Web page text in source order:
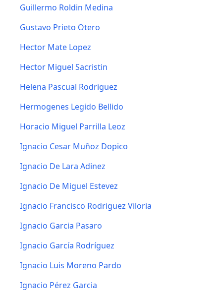
Guillermo Roldin Medina
Gustavo Prieto Otero
Hector Mate Lopez
Hector Miguel Sacristin
Helena Pascual Rodriguez
Hermogenes Legido Bellido
Horacio Miguel Parrilla Leoz
Ignacio Cesar Muñoz Dopico
Ignacio De Lara Adinez
Ignacio De Miguel Estevez
Ignacio Francisco Rodriguez Viloria
Ignacio Garcia Pasaro
Ignacio García Rodríguez
Ignacio Luis Moreno Pardo
Ignacio Pérez Garcia